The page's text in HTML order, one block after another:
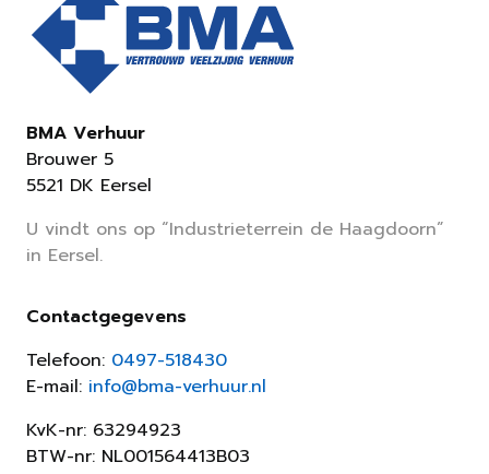
BMA Verhuur
Brouwer 5
5521 DK Eersel
U vindt ons op “Industrieterrein de Haagdoorn”
in Eersel.
Contactgegevens
Telefoon: 0497-518430
E-mail: info@bma-verhuur.nl
KvK-nr: 63294923
BTW-nr: NL001564413B03